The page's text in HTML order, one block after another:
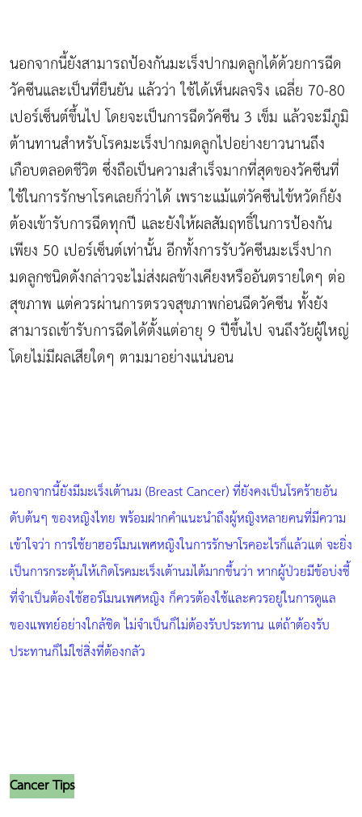
นอกจากนี้ยังสามารถป้องกันมะเร็งปากมดลูกได้ด้วยการฉีด
วัคซีนและเป็นที่ยืนยัน แล้วว่า ใช้ได้เห็นผลจริง เฉลี่ย 70-80
เปอร์เซ็นต์ขึ้นไป โดยจะเป็นการฉีดวัคซีน 3 เข็ม แล้วจะมีภูมิ
ต้านทานสำหรับโรคมะเร็งปากมดลูกไปอย่างยาวนานถึง
เกือบตลอดชีวิต ซึ่งถือเป็นความสำเร็จมากที่สุดของวัคซีนที่
ใช้ในการรักษาโรคเลยก็ว่าได้ เพราะแม้แต่วัคซีนไข้หวัดก็ยัง
ต้องเข้ารับการฉีดทุกปี และยังให้ผลสัมฤทธิ์ในการป้องกัน
เพียง 50 เปอร์เซ็นต์เท่านั้น อีกทั้งการรับวัคซีนมะเร็งปาก
มดลูกชนิดดังกล่าวจะไม่ส่งผลข้างเคียงหรืออันตรายใดๆ ต่อ
สุขภาพ แต่ควรผ่านการตรวจสุขภาพก่อนฉีดวัคซีน ทั้งยัง
สามารถเข้ารับการฉีดได้ตั้งแต่อายุ 9 ปีขึ้นไป จนถึงวัยผู้ใหญ่
โดยไม่มีผลเสียใดๆ ตามมาอย่างแน่นอน
นอกจากนี้ยังมีมะเร็งเต้านม (Breast Cancer) ที่ยังคงเป็นโรคร้ายอัน
ดับต้นๆ ของหญิงไทย พร้อมฝากคำแนะนำถึงผู้หญิงหลายคนที่มีความ
เข้าใจว่า การใช้ยาฮอร์โมนเพศหญิงในการรักษาโรคอะไรก็แล้วแต่ จะยิ่ง
เป็นการกระตุ้นให้เกิดโรคมะเร็งเต้านมได้มากขึ้นว่า หากผู้ป่วยมีข้อบ่งชี้
ที่จำเป็นต้องใช้ฮอร์โมนเพศหญิง ก็ควรต้องใช้และควรอยู่ในการดูแล
ของแพทย์อย่างใกล้ชิด ไม่จำเป็นก็ไม่ต้องรับประทาน แต่ถ้าต้องรับ
ประทานก็ไม่ใช่สิ่งที่ต้องกลัว
Cancer Tips